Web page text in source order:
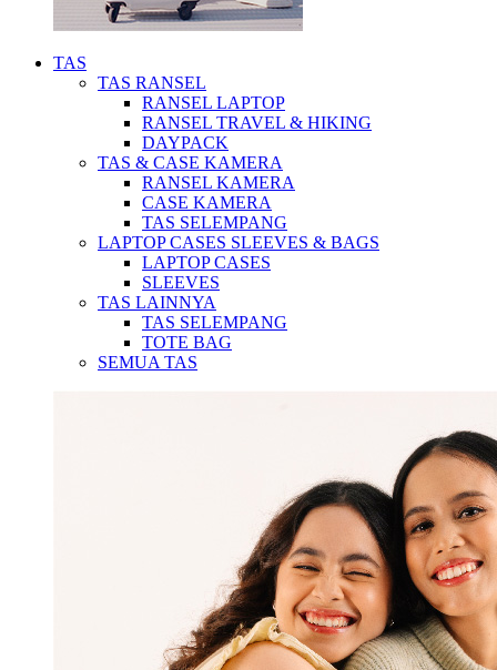
TAS
TAS RANSEL
RANSEL LAPTOP
RANSEL TRAVEL & HIKING
DAYPACK
TAS & CASE KAMERA
RANSEL KAMERA
CASE KAMERA
TAS SELEMPANG
LAPTOP CASES SLEEVES & BAGS
LAPTOP CASES
SLEEVES
TAS LAINNYA
TAS SELEMPANG
TOTE BAG
SEMUA TAS